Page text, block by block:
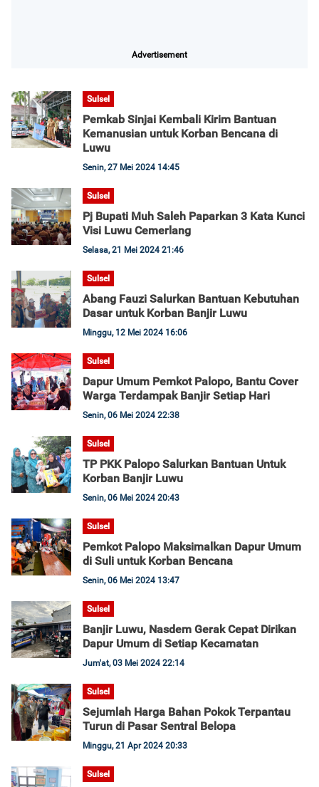
Advertisement
Sulsel
Pemkab Sinjai Kembali Kirim Bantuan
Kemanusian untuk Korban Bencana di
Luwu
Senin, 27 Mei 2024 14:45
Sulsel
Pj Bupati Muh Saleh Paparkan 3 Kata Kunci
Visi Luwu Cemerlang
Selasa, 21 Mei 2024 21:46
Sulsel
Abang Fauzi Salurkan Bantuan Kebutuhan
Dasar untuk Korban Banjir Luwu
Minggu, 12 Mei 2024 16:06
Sulsel
Dapur Umum Pemkot Palopo, Bantu Cover
Warga Terdampak Banjir Setiap Hari
Senin, 06 Mei 2024 22:38
Sulsel
TP PKK Palopo Salurkan Bantuan Untuk
Korban Banjir Luwu
Senin, 06 Mei 2024 20:43
Sulsel
Pemkot Palopo Maksimalkan Dapur Umum
di Suli untuk Korban Bencana
Senin, 06 Mei 2024 13:47
Sulsel
Banjir Luwu, Nasdem Gerak Cepat Dirikan
Dapur Umum di Setiap Kecamatan
Jum'at, 03 Mei 2024 22:14
Sulsel
Sejumlah Harga Bahan Pokok Terpantau
Turun di Pasar Sentral Belopa
Minggu, 21 Apr 2024 20:33
Sulsel